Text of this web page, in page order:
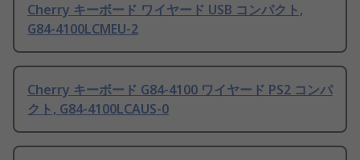
Cherry キーボード ワイヤード USB コンパクト,
G84-4100LCMEU-2
Cherry キーボード G84-4100 ワイヤード PS2 コンパ
クト, G84-4100LCAUS-0